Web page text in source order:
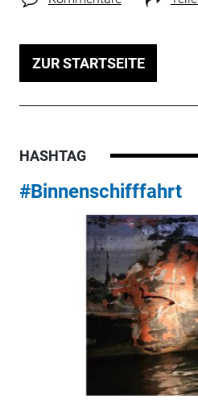
ZUR STARTSEITE
HASHTAG
#Binnenschifffahrt